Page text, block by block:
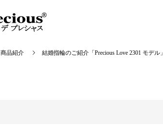
商品紹介 結婚指輪のご紹介「Precious Love 2301 モデル」